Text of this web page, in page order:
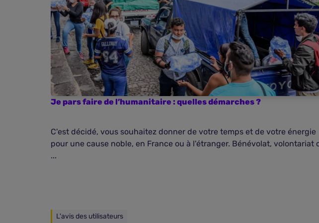
Je pars faire de l’humanitaire : quelles démarches ?
C'est décidé, vous souhaitez donner de votre temps et de votre énergie
pour une cause noble, en France ou à l'étranger. Bénévolat, volontariat
...
L'avis des utilisateurs